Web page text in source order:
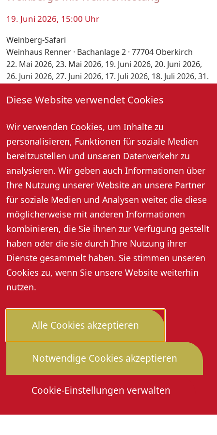
Diese Website verwendet Cookies
Wir verwenden Cookies, um Inhalte zu
personalisieren, Funktionen für soziale Medien
bereitzustellen und unseren Datenverkehr zu
analysieren. Wir geben auch Informationen über
Ihre Nutzung unserer Website an unsere Partner
für soziale Medien und Analysen weiter, die diese
möglicherweise mit anderen Informationen
kombinieren, die Sie ihnen zur Verfügung gestellt
haben oder die sie durch Ihre Nutzung ihrer
Dienste gesammelt haben. Sie stimmen unseren
Cookies zu, wenn Sie unsere Website weiterhin
nutzen.
Alle Cookies akzeptieren
Notwendige Cookies akzeptieren
Cookie-Einstellungen verwalten
19. Juni 2026, 15:00 Uhr
Weinberg-Safari
Weinhaus Renner · Bachanlage 2 · 77704 Oberkirch
22. Mai 2026, 23. Mai 2026, 19. Juni 2026, 20. Juni 2026,
26. Juni 2026, 27. Juni 2026, 17. Juli 2026, 18. Juli 2026, 31.
Dauer ca. 2,5 Stunden
Fahrt zu den schönsten Aussichtspunkten um
Oberkirch. Inklusive 4 Weine und kleiner Imbiss.
Preis pro Person: 46,- Euro
Anmeldung erforderlich: Tel. 07802 3396 oder
info@juliusrenner.de
Weitere Informationen